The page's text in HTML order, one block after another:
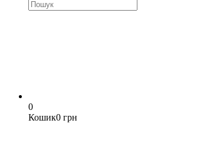
0
Кошик0 грн